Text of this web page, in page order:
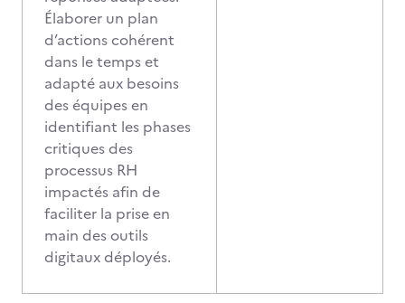
Élaborer un plan
d’actions cohérent
dans le temps et
adapté aux besoins
des équipes en
identifiant les phases
critiques des
processus RH
impactés afin de
faciliter la prise en
main des outils
digitaux déployés.